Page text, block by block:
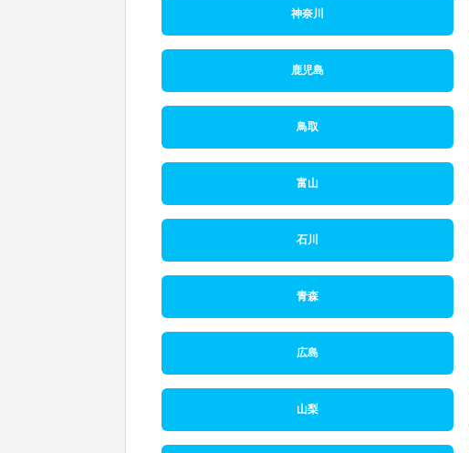
神奈川
鹿児島
鳥取
富山
石川
青森
広島
山梨